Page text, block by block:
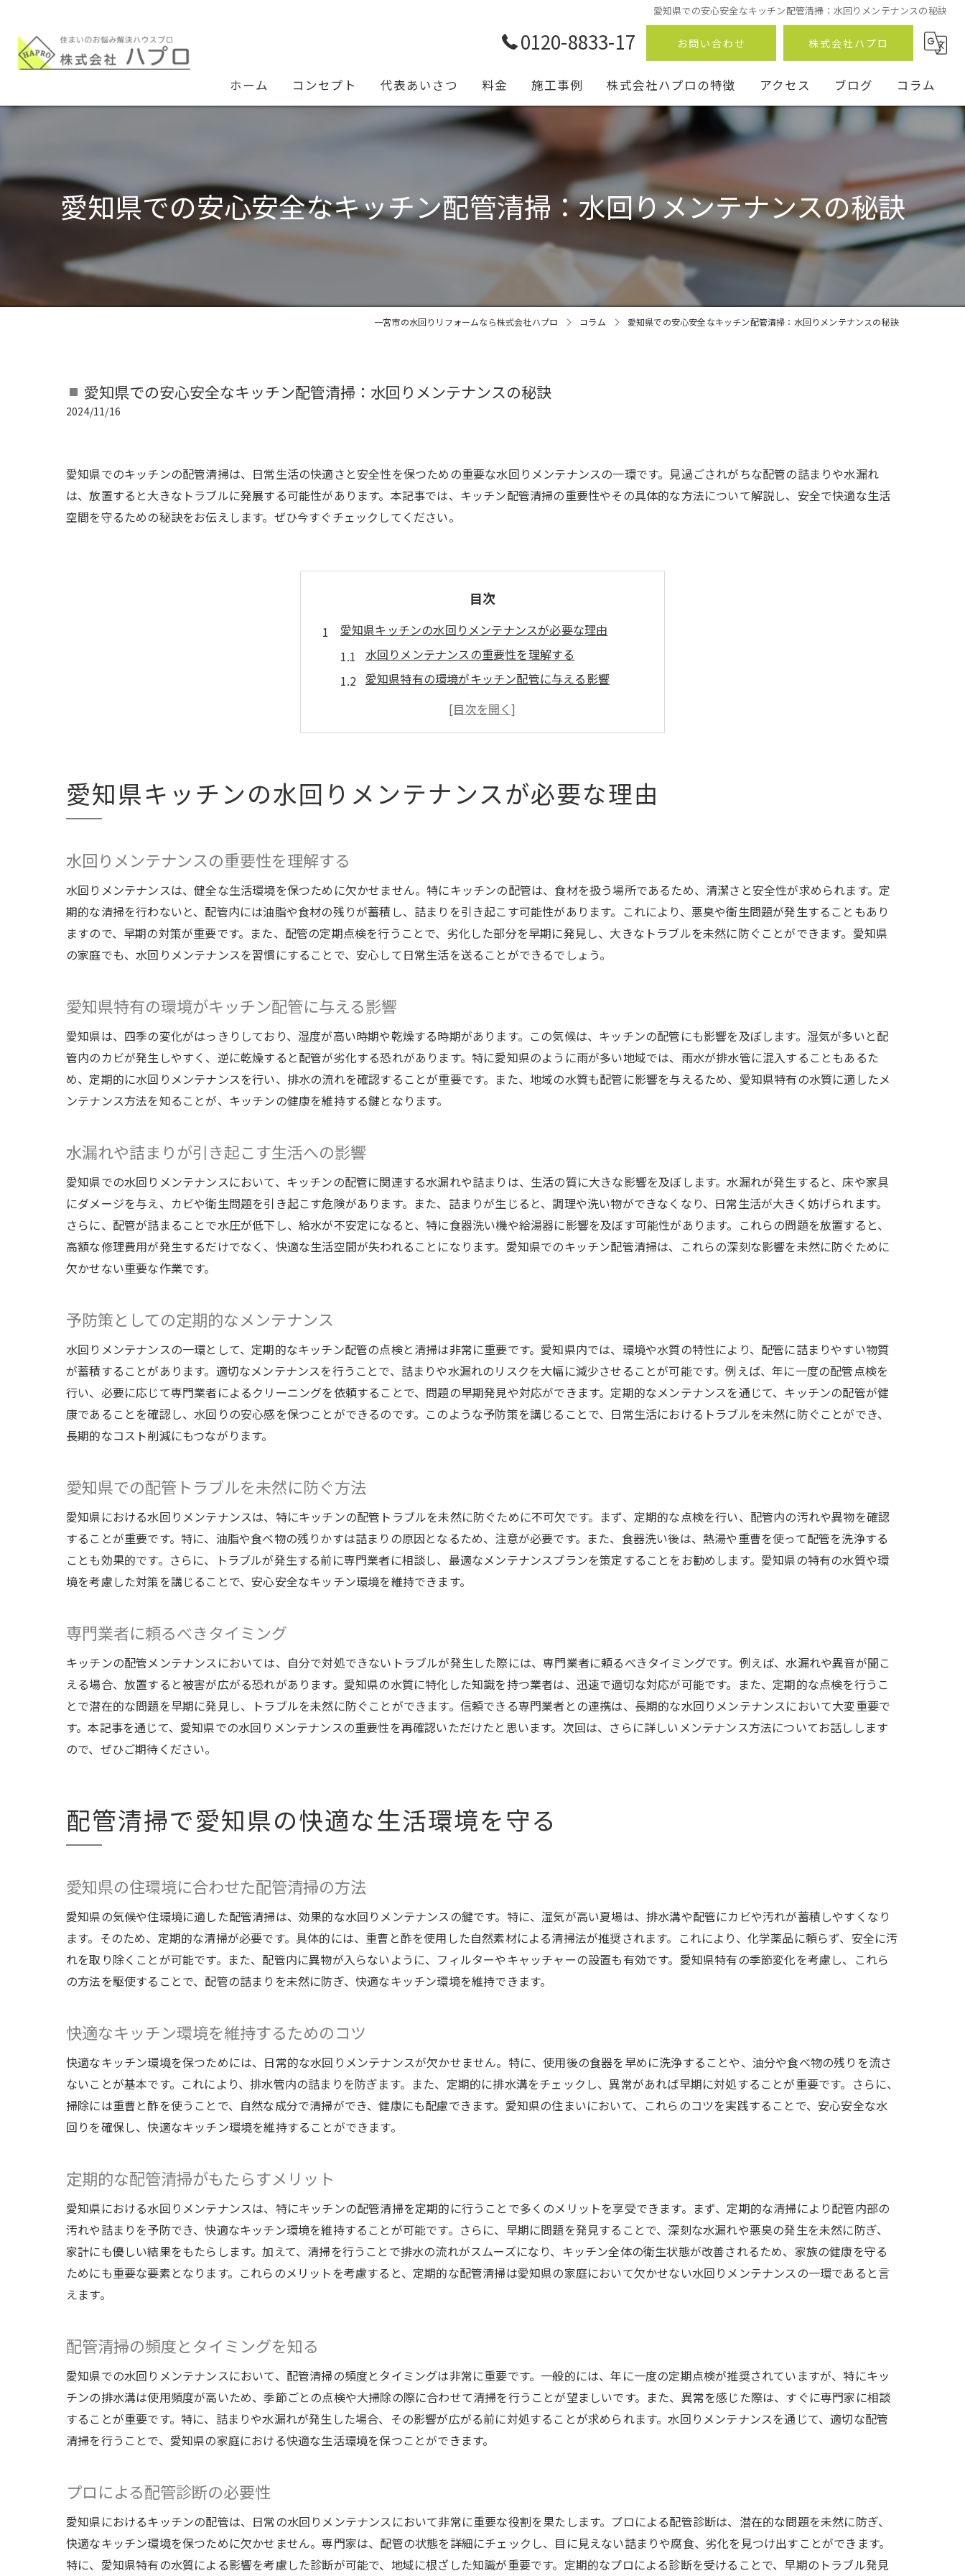
愛知県での安心安全なキッチン配管清掃：水回りメンテナンスの秘訣
0120-8833-17 お問い合わせ 株式会社ハプロ
ホーム コンセプト 代表あいさつ 料金 施工事例 株式会社ハプロの特徴
トイレ
浴室
キッチン
設備工事
アクセス ブログ コラム
愛知県での安心安全なキッチン配管清掃：水回りメンテナンスの秘訣
一宮市の水回りリフォームなら株式会社ハプロ コラム 愛知県での安心安全なキッチン配管清掃：水回りメンテナンスの秘訣
愛知県での安心安全なキッチン配管清掃：水回りメンテナンスの秘訣
2024/11/16
愛知県でのキッチンの配管清掃は、日常生活の快適さと安全性を保つための重要な水回りメンテナンスの一環です。見過ごされがちな配管の詰まりや水漏れ
は、放置すると大きなトラブルに発展する可能性があります。本記事では、キッチン配管清掃の重要性やその具体的な方法について解説し、安全で快適な生活
空間を守るための秘訣をお伝えします。ぜひ今すぐチェックしてください。
目次
愛知県キッチンの水回りメンテナンスが必要な理由
水回りメンテナンスの重要性を理解する
愛知県特有の環境がキッチン配管に与える影響
水漏れや詰まりが引き起こす生活への影響
配管清掃で愛知県の快適な生活環境を守る
配管清掃の頻度とタイミングを知る
プロによる配管診断の必要性
愛知県での配管清掃の最新技術
早期発見が重要なキッチン配管トラブル
トラブルサインを見逃さないために
愛知県の特性を考慮した予防策
専門家による定期診断のすすめ
プロが教える愛知県での水回りメンテナンスの秘訣
愛知県で実践したい水回りメンテナンスのコツ
プロにしかできない配管メンテナンスの技術
家庭でもできるプロ級のメンテナンス術
配管清掃で水漏れを予防する方法
水漏れを防ぐための効果的な清掃術
愛知県特有の気候に対応した水漏れ対策
愛知県の季節変化に対応した水回りメンテナンス術
季節ごとのメンテナンスポイント
気温変化が配管に与える影響と対策
寒暖差に対応したメンテナンスの工夫
季節変化に備えた配管の準備
定期的な水回りメンテナンスがもたらす生活の安心
定期メンテナンスの必要性と利点
安心な生活空間を維持するための秘訣
定期的なチェックリストの作成方法
愛知県でのキッチン配管清掃の重要性とその効果
配管清掃の重要性を再認識する
清掃を成功させるための具体的手法
愛知県での配管清掃の最新動向
地域に根ざした配管清掃の成功事例
愛知県キッチンの水回りメンテナンスが必要な理由
水回りメンテナンスの重要性を理解する
水回りメンテナンスは、健全な生活環境を保つために欠かせません。特にキッチンの配管は、食材を扱う場所であるため、清潔さと安全性が求められます。定
期的な清掃を行わないと、配管内には油脂や食材の残りが蓄積し、詰まりを引き起こす可能性があります。これにより、悪臭や衛生問題が発生することもあり
ますので、早期の対策が重要です。また、配管の定期点検を行うことで、劣化した部分を早期に発見し、大きなトラブルを未然に防ぐことができます。愛知県
の家庭でも、水回りメンテナンスを習慣にすることで、安心して日常生活を送ることができるでしょう。
愛知県特有の環境がキッチン配管に与える影響
愛知県は、四季の変化がはっきりしており、湿度が高い時期や乾燥する時期があります。この気候は、キッチンの配管にも影響を及ぼします。湿気が多いと配
管内のカビが発生しやすく、逆に乾燥すると配管が劣化する恐れがあります。特に愛知県のように雨が多い地域では、雨水が排水管に混入することもあるた
め、定期的に水回りメンテナンスを行い、排水の流れを確認することが重要です。また、地域の水質も配管に影響を与えるため、愛知県特有の水質に適したメ
ンテナンス方法を知ることが、キッチンの健康を維持する鍵となります。
水漏れや詰まりが引き起こす生活への影響
愛知県での水回りメンテナンスにおいて、キッチンの配管に関連する水漏れや詰まりは、生活の質に大きな影響を及ぼします。水漏れが発生すると、床や家具
にダメージを与え、カビや衛生問題を引き起こす危険があります。また、詰まりが生じると、調理や洗い物ができなくなり、日常生活が大きく妨げられます。
さらに、配管が詰まることで水圧が低下し、給水が不安定になると、特に食器洗い機や給湯器に影響を及ぼす可能性があります。これらの問題を放置すると、
高額な修理費用が発生するだけでなく、快適な生活空間が失われることになります。愛知県でのキッチン配管清掃は、これらの深刻な影響を未然に防ぐために
欠かせない重要な作業です。
予防策としての定期的なメンテナンス
水回りメンテナンスの一環として、定期的なキッチン配管の点検と清掃は非常に重要です。愛知県内では、環境や水質の特性により、配管に詰まりやすい物質
が蓄積することがあります。適切なメンテナンスを行うことで、詰まりや水漏れのリスクを大幅に減少させることが可能です。例えば、年に一度の配管点検を
行い、必要に応じて専門業者によるクリーニングを依頼することで、問題の早期発見や対応ができます。定期的なメンテナンスを通じて、キッチンの配管が健
康であることを確認し、水回りの安心感を保つことができるのです。このような予防策を講じることで、日常生活におけるトラブルを未然に防ぐことができ、
長期的なコスト削減にもつながります。
愛知県での配管トラブルを未然に防ぐ方法
愛知県における水回りメンテナンスは、特にキッチンの配管トラブルを未然に防ぐために不可欠です。まず、定期的な点検を行い、配管内の汚れや異物を確認
することが重要です。特に、油脂や食べ物の残りかすは詰まりの原因となるため、注意が必要です。また、食器洗い後は、熱湯や重曹を使って配管を洗浄する
ことも効果的です。さらに、トラブルが発生する前に専門業者に相談し、最適なメンテナンスプランを策定することをお勧めします。愛知県の特有の水質や環
境を考慮した対策を講じることで、安心安全なキッチン環境を維持できます。
専門業者に頼るべきタイミング
キッチンの配管メンテナンスにおいては、自分で対処できないトラブルが発生した際には、専門業者に頼るべきタイミングです。例えば、水漏れや異音が聞こ
える場合、放置すると被害が広がる恐れがあります。愛知県の水質に特化した知識を持つ業者は、迅速で適切な対応が可能です。また、定期的な点検を行うこ
とで潜在的な問題を早期に発見し、トラブルを未然に防ぐことができます。信頼できる専門業者との連携は、長期的な水回りメンテナンスにおいて大変重要で
す。本記事を通じて、愛知県での水回りメンテナンスの重要性を再確認いただけたと思います。次回は、さらに詳しいメンテナンス方法についてお話しします
ので、ぜひご期待ください。
配管清掃で愛知県の快適な生活環境を守る
愛知県の住環境に合わせた配管清掃の方法
愛知県の気候や住環境に適した配管清掃は、効果的な水回りメンテナンスの鍵です。特に、湿気が高い夏場は、排水溝や配管にカビや汚れが蓄積しやすくなり
ます。そのため、定期的な清掃が必要です。具体的には、重曹と酢を使用した自然素材による清掃法が推奨されます。これにより、化学薬品に頼らず、安全に汚
れを取り除くことが可能です。また、配管内に異物が入らないように、フィルターやキャッチャーの設置も有効です。愛知県特有の季節変化を考慮し、これら
の方法を駆使することで、配管の詰まりを未然に防ぎ、快適なキッチン環境を維持できます。
快適なキッチン環境を維持するためのコツ
快適なキッチン環境を保つためには、日常的な水回りメンテナンスが欠かせません。特に、使用後の食器を早めに洗浄することや、油分や食べ物の残りを流さ
ないことが基本です。これにより、排水管内の詰まりを防ぎます。また、定期的に排水溝をチェックし、異常があれば早期に対処することが重要です。さらに、
掃除には重曹と酢を使うことで、自然な成分で清掃ができ、健康にも配慮できます。愛知県の住まいにおいて、これらのコツを実践することで、安心安全な水
回りを確保し、快適なキッチン環境を維持することができます。
定期的な配管清掃がもたらすメリット
愛知県における水回りメンテナンスは、特にキッチンの配管清掃を定期的に行うことで多くのメリットを享受できます。まず、定期的な清掃により配管内部の
汚れや詰まりを予防でき、快適なキッチン環境を維持することが可能です。さらに、早期に問題を発見することで、深刻な水漏れや悪臭の発生を未然に防ぎ、
家計にも優しい結果をもたらします。加えて、清掃を行うことで排水の流れがスムーズになり、キッチン全体の衛生状態が改善されるため、家族の健康を守る
ためにも重要な要素となります。これらのメリットを考慮すると、定期的な配管清掃は愛知県の家庭において欠かせない水回りメンテナンスの一環であると言
えます。
配管清掃の頻度とタイミングを知る
愛知県での水回りメンテナンスにおいて、配管清掃の頻度とタイミングは非常に重要です。一般的には、年に一度の定期点検が推奨されていますが、特にキッ
チンの排水溝は使用頻度が高いため、季節ごとの点検や大掃除の際に合わせて清掃を行うことが望ましいです。また、異常を感じた際は、すぐに専門家に相談
することが重要です。特に、詰まりや水漏れが発生した場合、その影響が広がる前に対処することが求められます。水回りメンテナンスを通じて、適切な配管
清掃を行うことで、愛知県の家庭における快適な生活環境を保つことができます。
プロによる配管診断の必要性
愛知県におけるキッチンの配管は、日常の水回りメンテナンスにおいて非常に重要な役割を果たします。プロによる配管診断は、潜在的な問題を未然に防ぎ、
快適なキッチン環境を保つために欠かせません。専門家は、配管の状態を詳細にチェックし、目に見えない詰まりや腐食、劣化を見つけ出すことができます。
特に、愛知県特有の水質による影響を考慮した診断が可能で、地域に根ざした知識が重要です。定期的なプロによる診断を受けることで、早期のトラブル発見